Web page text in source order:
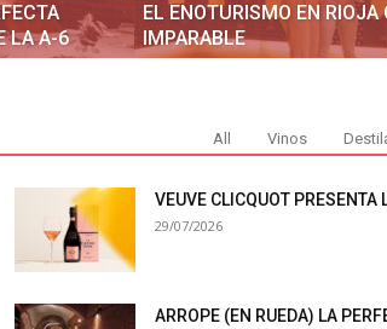
LA A-6
EL ENOTURISMO EN RIOJA
IMPARABLE
All Vinos
VEUVE CLICQUOT
29/07/2026
ARROPE (EN RUEDA) LA